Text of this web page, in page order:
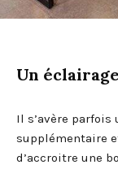
Un
Il s’avère
supplémentaire
d’accroitre une